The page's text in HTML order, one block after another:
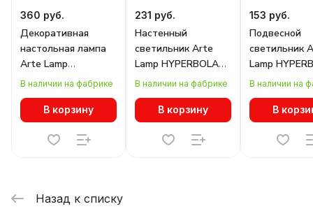
360 руб.
Декоративная
настольная лампа
Arte Lamp
HYPERBOLA
В наличии на фабрике
В корзину
231 руб.
Настенный
светильник Arte
Lamp HYPERBOLA
A1987AP-8BK
В наличии на фабрике
В корзину
153 руб.
Подвесной
светильник
Lamp
A8340SP-3CC
В наличии на
В
Назад к списку